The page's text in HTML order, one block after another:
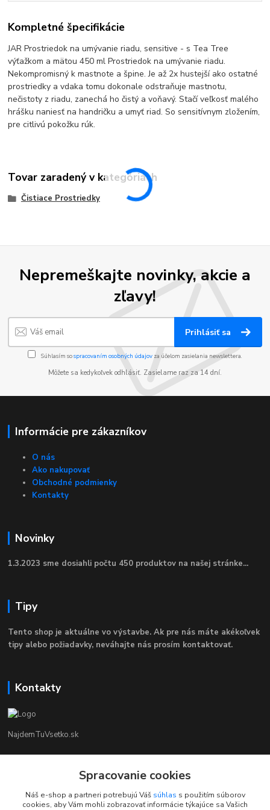
Kompletné špecifikácie
JAR Prostriedok na umývanie riadu, sensitive - s Tea Tree
výťažkom a mätou 450 ml Prostriedok na umývanie riadu.
Nekompromisný k mastnote a špine. Je až 2x hustejší ako ostatné
prostriedky a vdaka tomu dokonale odstraňuje mastnotu,
nečistoty z riadu, zanechá ho čistý a voňavý. Stačí veľkosť malého
hrášku naniesť na handričku a umyť riad. So sensitívnym zložením,
pre citlivú pokožku rúk.
Tovar zaradený v kategóriách
Čistiace Prostriedky
Nepremeškajte novinky, akcie a
zľavy!
Prihlásiť sa
Súhlasím sospracovaním osobných údajov za účelom zasielania newslettera.
Môžete sa kedykoľvek odhlásiť. Zasielame raz za 14 dní.
Informácie pre zákazníkov
O nás
Ako nakupovať
Obchodné podmienky
Kontakty
Novinky
1.3.2023 sme dosiahli počtu 450 produktov na našej stránke...
Tipy
Tento shop je aktuálne vo výstavbe. Ak pre nás máte akékoľvek
tipy alebo požiadavky, neváhajte nás prosím kontaktovať.
Kontakty
NajdemTuVsetko.sk
+421 902250190
Spracovanie cookies
Náš e-shop a partneri potrebujú Váš súhlas s použitím súborov
cookies, aby Vám mohli zobrazovať informácie týkajúce sa Vašich